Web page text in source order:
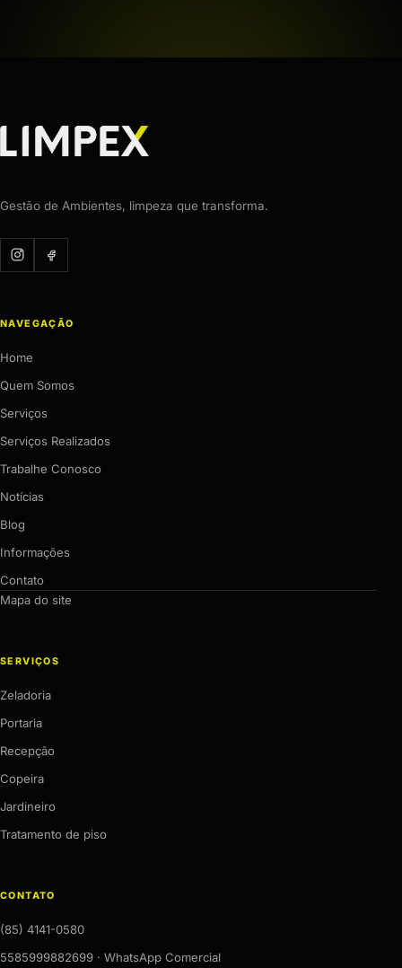
Gestão de Ambientes, limpeza que transforma.
NAVEGAÇÃO
Home
Quem Somos
Serviços
Serviços Realizados
Trabalhe Conosco
Notícias
Blog
Informações
Contato
Mapa do site
SERVIÇOS
Zeladoria
Portaria
Recepção
Copeira
Jardineiro
Tratamento de piso
CONTATO
(85) 4141-0580
5585999882699 · WhatsApp Comercial